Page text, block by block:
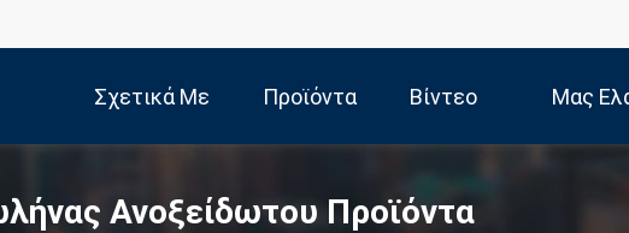
Σχετικά Με
Εμάς
Προϊόντα Βίντεο Μας
Ανοξείδωτου Προϊόντα